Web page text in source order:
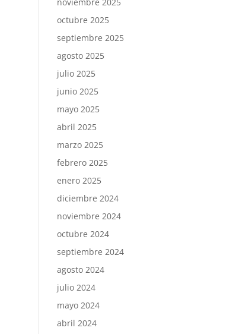
octubre 2025
septiembre 2025
agosto 2025
julio 2025
junio 2025
mayo 2025
abril 2025
marzo 2025
febrero 2025
enero 2025
diciembre 2024
noviembre 2024
octubre 2024
septiembre 2024
agosto 2024
julio 2024
mayo 2024
abril 2024